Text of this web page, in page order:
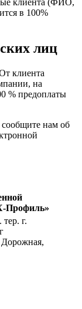
в 100%
лиц
клиента
на
% предоплаты
нам об
Профиль»
тер. г.
,